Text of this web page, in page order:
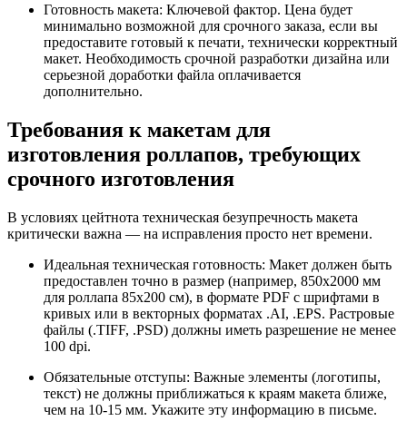
Готовность макета: Ключевой фактор. Цена будет
минимально возможной для срочного заказа, если вы
предоставите готовый к печати, технически корректный
макет. Необходимость срочной разработки дизайна или
серьезной доработки файла оплачивается
дополнительно.
Требования к макетам для
изготовления роллапов, требующих
срочного изготовления
В условиях цейтнота техническая безупречность макета
критически важна — на исправления просто нет времени.
Идеальная техническая готовность: Макет должен быть
предоставлен точно в размер (например, 850x2000 мм
для роллапа 85x200 см), в формате PDF с шрифтами в
кривых или в векторных форматах .AI, .EPS. Растровые
файлы (.TIFF, .PSD) должны иметь разрешение не менее
100 dpi.
Обязательные отступы: Важные элементы (логотипы,
текст) не должны приближаться к краям макета ближе,
чем на 10-15 мм. Укажите эту информацию в письме.